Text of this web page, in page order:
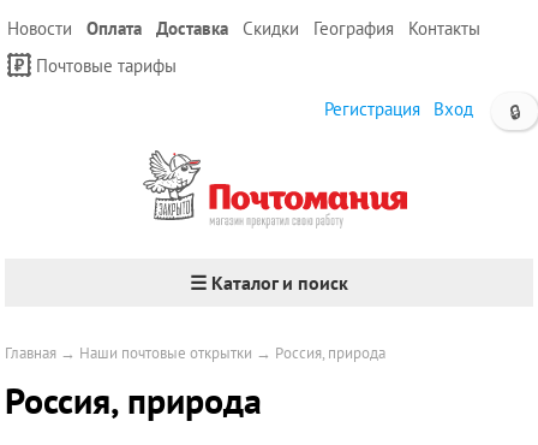
Новости Оплата Доставка Скидки География
Контакты
Почтовые тарифы
🔒
Регистрация Вход
☰ Каталог и поиск
Главная → Наши почтовые открытки → Россия, природа
Россия, природа